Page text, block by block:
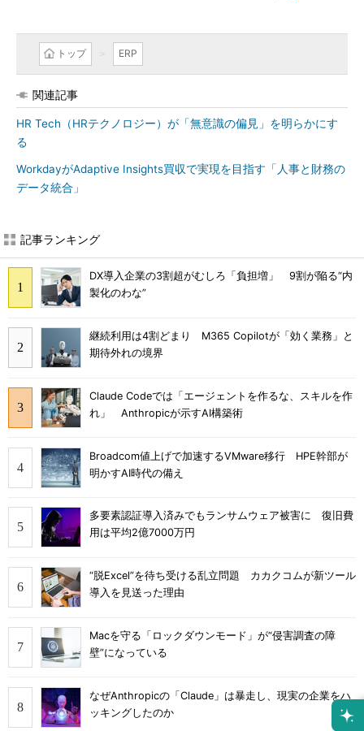
トップ ERP
関連記事
HR Tech（HRテクノロジー）が「無意識の偏見」を明らかにす
る
WorkdayがAdaptive Insights買収で実現を目指す「人事と財務の
データ統合」
記事ランキング
DX導入企業の3割超がむしろ「負担増」 9割が陥る“内
製化のわな”
継続利用は4割どまり M365 Copilotが「効く業務」と
期待外れの境界
Claude Codeでは「エージェントを作るな、スキルを作
れ」 Anthropicが示すAI構築術
Broadcom値上げで加速するVMware移行 HPE幹部が
明かすAI時代の備え
多要素認証導入済みでもランサムウェア被害に 復旧費
用は平均2億7000万円
“脱Excel”を待ち受ける乱立問題 カカクコムが新ツール
導入を見送った理由
Macを守る「ロックダウンモード」が“侵害調査の障
壁”になっている
なぜAnthropicの「Claude」は暴走し、現実の企業をハ
ッキングしたのか